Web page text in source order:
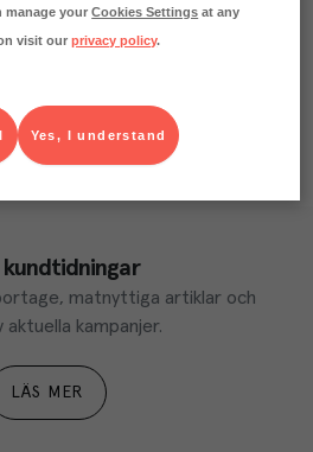
kundtidningar
matnyttiga artiklar och
aktuella kampanjer.
LÄS MER
manage yourCookies Settings at any
visit ourprivacy policy.
Yes, I understand